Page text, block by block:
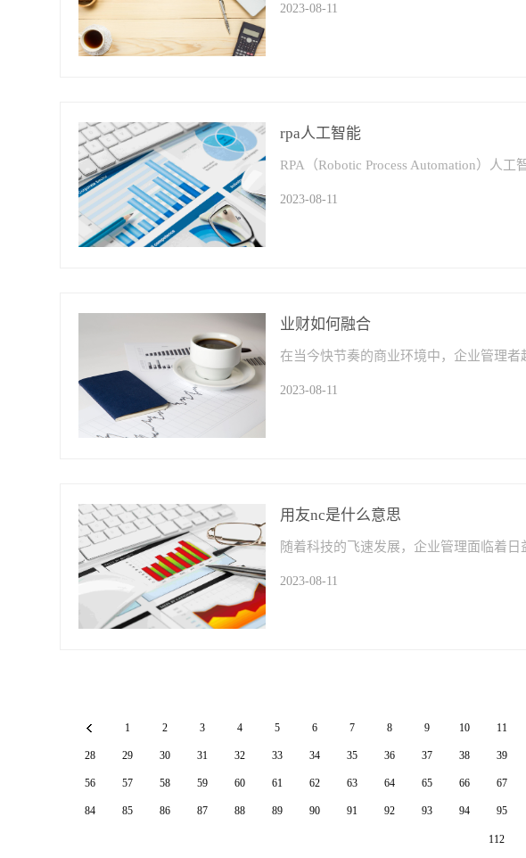
2023-08-11
rpa人工智能
2023-08-11
业财如何融合
2023-08-11
用友nc是什么意思
2023-08-11
1 2 3 4 5 6 7 8 9 10 11
28 29 30 31 32 33 34 35 36 37 38 39
56 57 58 59 60 61 62 63 64 65 66 67
84 85 86 87 88 89 90 91 92 93 94 95
112